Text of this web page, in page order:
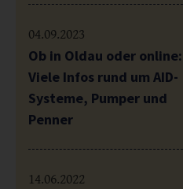
04.09.2023
Ob in Oldau oder online:
Viele Infos rund um AID-
Systeme, Pumper und
Penner
14.06.2022